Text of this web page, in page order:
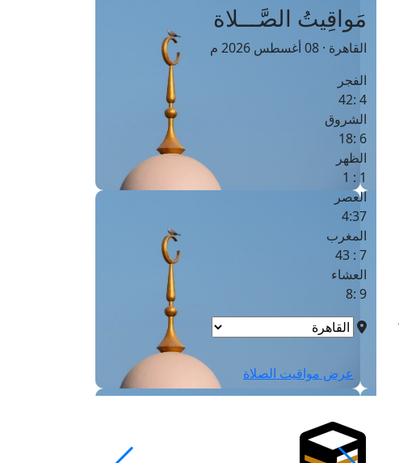
مَواقِيتُ الصَّـــلاة
القاهرة · 08 أغسطس 2026 م
الفجر
4 :42
الشروق
6 :18
الظهر
1 : 1
العصر
4:37
المغرب
7 : 43
العشاء
9 :8
عرض مواقيت الصلاة